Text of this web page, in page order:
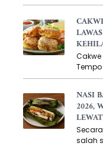
Cakwe
Tempo
NASI
2026,
salah